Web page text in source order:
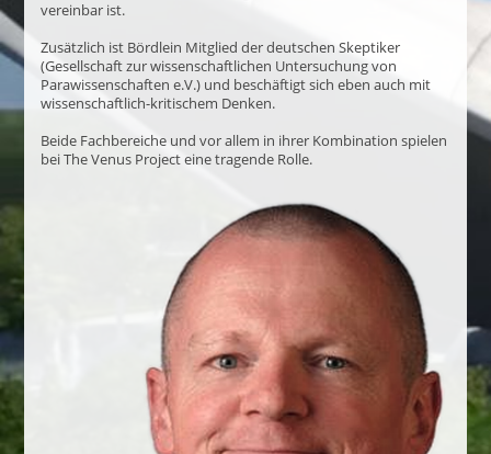
vereinbar ist.
Zusätzlich ist Bördlein Mitglied der deutschen Skeptiker
(Gesellschaft zur wissenschaftlichen Untersuchung von
Parawissenschaften e.V.) und beschäftigt sich eben auch mit
wissenschaftlich-kritischem Denken.
Beide Fachbereiche und vor allem in ihrer Kombination spielen
bei The Venus Project eine tragende Rolle.